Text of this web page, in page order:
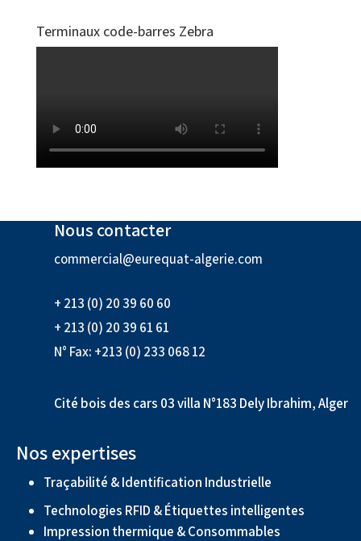
Terminaux code-barres Zebra
Nous contacter
commercial@eurequat-algerie.com
+ 213 (0) 20 39 60 60
+ 213 (0) 20 39 61 61
N° Fax: +213 (0) 233 068 12
Cité bois des cars 03 villa N°183 Dely Ibrahim, Alger
Nos expertises
Traçabilité & Identification Industrielle
Technologies RFID & Étiquettes intelligentes
Impression thermique & Consommables